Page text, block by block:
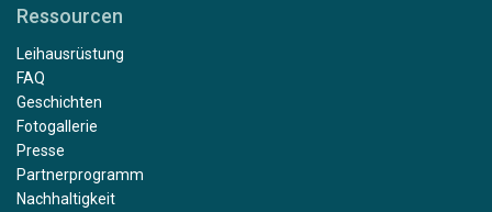
Ressourcen
Leihausrüstung
FAQ
Geschichten
Fotogallerie
Presse
Partnerprogramm
Nachhaltigkeit